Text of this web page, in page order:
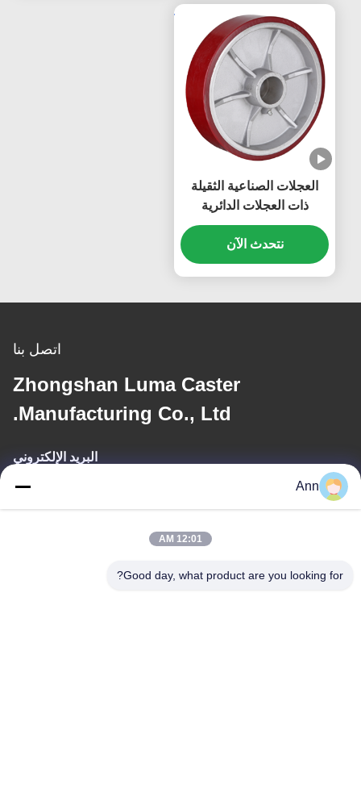
العجلات الصناعية الثقيلة
ذات العجلات الدائرية
المسطحة من الحديد الزهر
سعة تحميل مصل اللبن من
270 كجم إلى 1600 كجم
نتحدث الآن
اتصل بنا
Zhongshan Luma Caster
Manufacturing Co., Ltd.
البريد الإلكتروني
ann@industrialwheelcasters.com
العنوان
Ann
12:01 AM
Good day, what product are you looking for?